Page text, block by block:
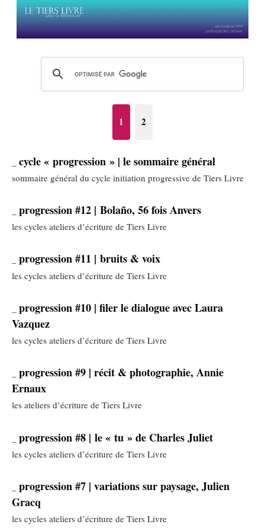
1 2
cycle « progression » | le sommaire général
sommaire général du cycle initiation progressive de Tiers Livre
progression #12 | Bolaño, 56 fois Anvers
les cycles ateliers d’écriture de Tiers Livre
progression #11 | bruits & voix
les cycles ateliers d’écriture de Tiers Livre
progression #10 | filer le dialogue avec Laura
Vazquez
les cycles ateliers d’écriture de Tiers Livre
progression #9 | récit & photographie, Annie
Ernaux
les ateliers d’écriture de Tiers Livre
progression #8 | le « tu » de Charles Juliet
les cycles ateliers d’écriture de Tiers Livre
progression #7 | variations sur paysage, Julien
Gracq
les cycles ateliers d’écriture de Tiers Livre